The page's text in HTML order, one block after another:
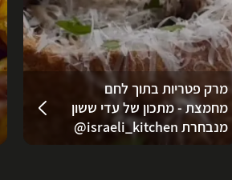
מרק פטריות בתוך לחם
מחמצת - מתכון של עדי ששון
מנבחרת ‪‪@israeli_kitchen‬‬